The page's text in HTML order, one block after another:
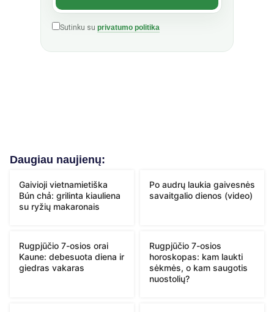
Sutinku su privatumo politika
Daugiau naujienų:
Gaivioji vietnamietiška
Bún chả: grilinta kiauliena
su ryžių makaronais
Po audrų laukia gaivesnės
savaitgalio dienos (video)
Rugpjūčio 7-osios orai
Kaune: debesuota diena ir
giedras vakaras
Rugpjūčio 7-osios
horoskopas: kam laukti
sėkmės, o kam saugotis
nuostolių?